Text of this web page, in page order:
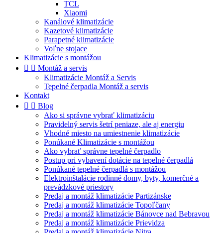
TCL
Xiaomi
Kanálové klimatizácie
Kazetové klimatizácie
Parapetné klimatizácie
Voľne stojace
Klimatizácie s montážou
  Montáž a servis
Klimatizácie Montáž a Servis
Tepelné čerpadla Montáž a servis
Kontakt
  Blog
Ako si správne vybrať klimatizáciu
Pravidelný servis šetrí peniaze, ale aj energiu
Vhodné miesto na umiestnenie klimatizácie
Ponúkané Klimatizácie s montážou
Ako vybrať správne tepelné čerpadlo
Postup pri vybavení dotácie na tepelné čerpadlá
Ponúkané tepelné čerpadlá s montážou
Elektroinštalácie rodinné domy, byty, komerčné a
prevádzkové priestory
Predaj a montáž klimatizácie Partizánske
Predaj a montáž klimatizácie Topoľčany
Predaj a montáž klimatizácie Bánovce nad Bebravou
Predaj a montáž klimatizácie Prievidza